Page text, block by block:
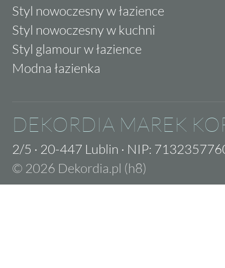
Styl nowoczesny w łazience
Styl nowoczesny w kuchni
Styl glamour w łazience
Modna łazienka
DEKORDIA MAREK
2/5 · 20-447 Lublin · NIP:
© 2026 Dekordia.pl (h8)